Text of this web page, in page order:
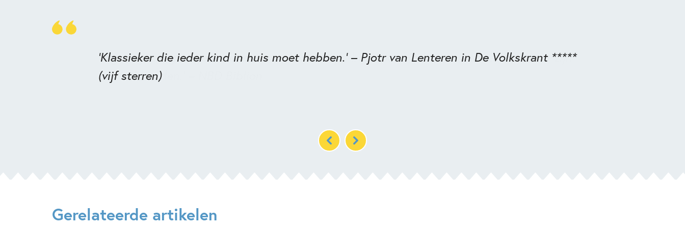
'Klassieker die ieder kind in huis moet hebben.' – Pjotr van Lenteren in De Volkskrant *****
(vijf sterren)
Gerelateerde artikelen